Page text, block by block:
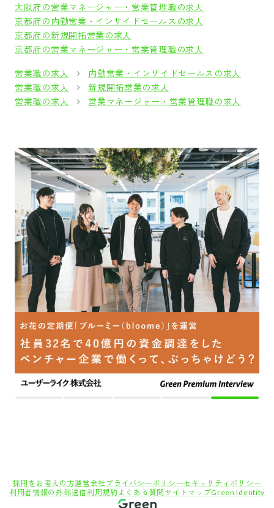
大阪府の営業マネージャー・営業管理職の求人
京都府の内勤営業・インサイドセールスの求人
京都府の新規開拓営業の求人
京都府の営業マネージャー・営業管理職の求人
営業職の求人
内勤営業・インサイドセールスの求人
営業職の求人
新規開拓営業の求人
営業職の求人
営業マネージャー・営業管理職の求人
採用をお考えの方運営会社 プライバシーポリシーセキュリティポリシー
利用者情報の外部送信利用規約 よくある質問 サイトマップGreen Identity